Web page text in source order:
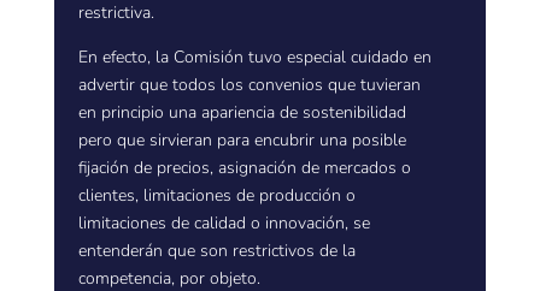
restrictiva.
En efecto, la Comisión tuvo especial cuidado en
advertir que todos los convenios que tuvieran
en principio una apariencia de sostenibilidad
pero que sirvieran para encubrir una posible
fijación de precios, asignación de mercados o
clientes, limitaciones de producción o
limitaciones de calidad o innovación, se
entenderán que son restrictivos de la
competencia, por objeto.